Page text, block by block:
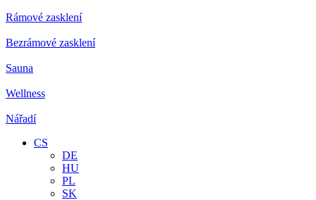
Rámové zasklení
Bezrámové zasklení
Sauna
Wellness
Nářadí
CS
DE
HU
PL
SK